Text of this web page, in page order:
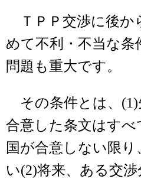
ＴＰＰ交渉に後か
めて不利・不当な条
問題も重大です。
その条件とは、(1)
合意した条文はすべ
国が合意しない限
い(2)将来、ある交